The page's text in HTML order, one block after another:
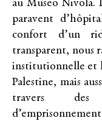
au Museo Nivola.
paravent
confort d’un
transparent, nous
institutionnelle et
Palestine, mais
travers des